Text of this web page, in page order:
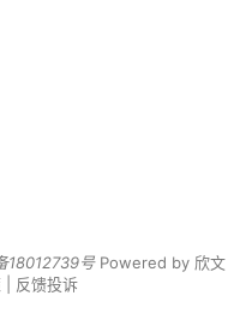
18012739号Powered by 欣文
| 反馈投诉